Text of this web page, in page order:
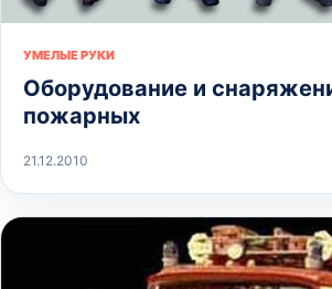
УМЕЛЫЕ РУКИ
Оборудование и
пожарных
21.12.2010